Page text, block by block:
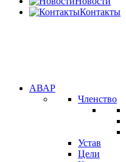
Контакты
АВАР
Членство
Устав
Цели